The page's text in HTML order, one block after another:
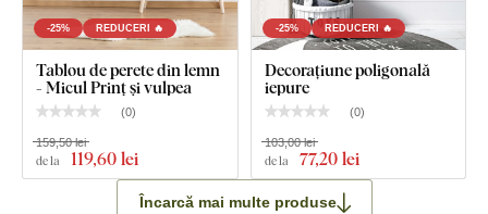
-25% REDUCERI 🔥
Tablou de perete din lemn
- Micul Prinț și vulpea
(0)
de la 119,60 lei
159,50 lei
-25% REDUCERI 🔥
Decorațiune poligonală
iepure
(0)
de la 77,20 lei
103,00 lei
Încarcă mai multe produse